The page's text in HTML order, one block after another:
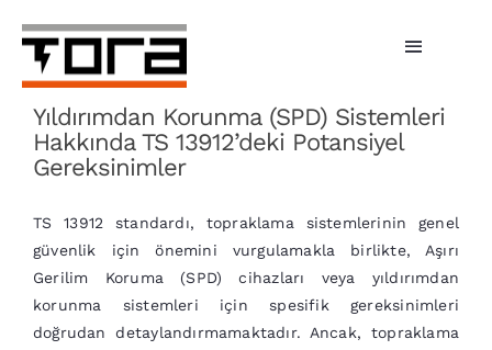
content
Toggle
Hizmetlerimiz
Şarj Üniteleri
Bireysel Şarj
İşletmeler
Tora Şarj
Yıldırımdan Korunma (SPD) Sistemleri
Hakkında TS 13912’deki Potansiyel
Gereksinimler
TS 13912 standardı, topraklama sistemlerinin genel
güvenlik için önemini vurgulamakla birlikte, Aşırı
Gerilim Koruma (SPD) cihazları veya yıldırımdan
korunma sistemleri için spesifik gereksinimleri
doğrudan detaylandırmamaktadır. Ancak, topraklama